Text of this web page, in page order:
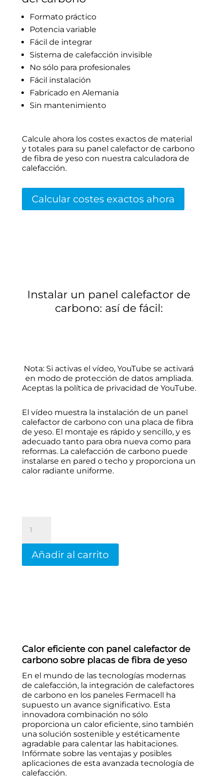
Formato práctico
Potencia variable
Fácil de integrar
Sistema de calefacción invisible
No sólo para profesionales
Fácil instalación
Fabricado en Alemania
Sin mantenimiento
Calcule ahora los costes exactos de material
y totales para su panel calefactor de carbono
de fibra de yeso con nuestra calculadora de
calefacción.
Calcular costes exactos ahora
Instalar un panel calefactor de
carbono: así de fácil:
Nota: Si activas el vídeo, YouTube se activará
en modo de protección de datos ampliada.
Aceptas la política de privacidad de YouTube.
El vídeo muestra la instalación de un panel
calefactor de carbono con una placa de fibra
de yeso. El montaje es rápido y sencillo, y es
adecuado tanto para obra nueva como para
reformas. La calefacción de carbono puede
instalarse en pared o techo y proporciona un
calor radiante uniforme.
calefactora
300Añadir al carrito
Calor eficiente con panel calefactor de
carbono sobre placas de fibra de yeso
En el mundo de las tecnologías modernas
de calefacción, la integración de calefactores
de carbono en los paneles Fermacell ha
supuesto un avance significativo. Esta
innovadora combinación no sólo
proporciona un calor eficiente, sino también
una solución sostenible y estéticamente
agradable para calentar las habitaciones.
Infórmate sobre las ventajas y posibles
aplicaciones de esta avanzada tecnología de
calefacción.